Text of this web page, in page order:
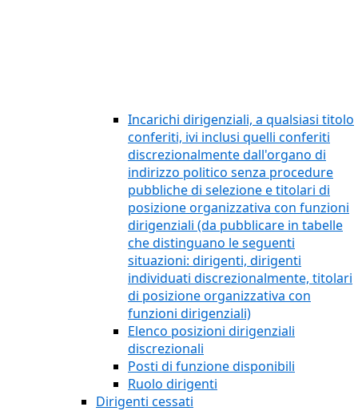
Incarichi dirigenziali, a qualsiasi titolo
conferiti, ivi inclusi quelli conferiti
discrezionalmente dall'organo di
indirizzo politico senza procedure
pubbliche di selezione e titolari di
posizione organizzativa con funzioni
dirigenziali (da pubblicare in tabelle
che distinguano le seguenti
situazioni: dirigenti, dirigenti
individuati discrezionalmente, titolari
di posizione organizzativa con
funzioni dirigenziali)
Elenco posizioni dirigenziali
discrezionali
Posti di funzione disponibili
Ruolo dirigenti
Dirigenti cessati